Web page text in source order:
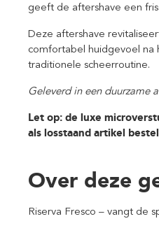
geeft de aftershave een
Deze aftershave
comfortabel huidgevoel na
traditionele scheerroutine.
Geleverd in een duurzame
Let op: de luxe
als losstaand artikel
Over deze
Riserva Fresco – vangt de